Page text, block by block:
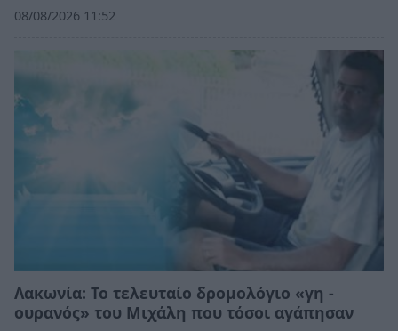
08/08/2026 11:52
Λακωνία: Το τελευταίο δρομολόγιο «γη -
ουρανός» του Μιχάλη που τόσοι αγάπησαν